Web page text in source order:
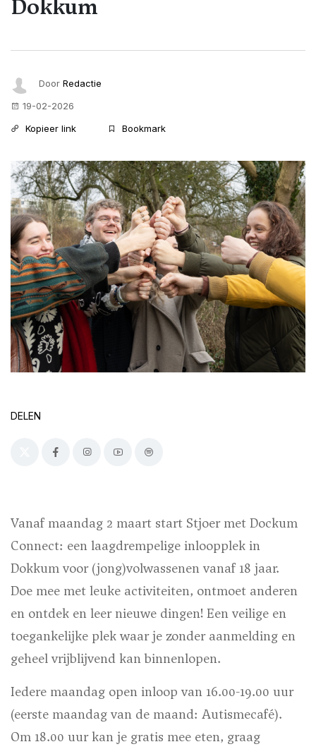
Dokkum
Door Redactie
19-02-2026
Kopieer link
Bookmark
DELEN
Vanaf maandag 2 maart start Stjoer met Dockum
Connect: een laagdrempelige inloopplek in
Dokkum voor (jong)volwassenen vanaf 18 jaar.
Doe mee met leuke activiteiten, ontmoet anderen
en ontdek en leer nieuwe dingen! Een veilige en
toegankelijke plek waar je zonder aanmelding en
geheel vrijblijvend kan binnenlopen.
Iedere maandag open inloop van 16.00-19.00 uur
(eerste maandag van de maand: Autismecafé).
Om 18.00 uur kan je gratis mee eten, graag